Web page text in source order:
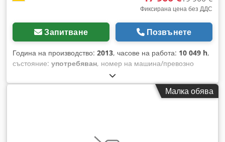
Фиксирана цена без ДДС
Запитване Позвънете
Година на производство: 2013, часове на работа: 10 049 h,
състояние: употребяван, номер на машина/превозно
, Тип двигател: Дизелов, производител:
Mercedes-Benz Dodpfx Aszcbpkobrjck
Малка обява